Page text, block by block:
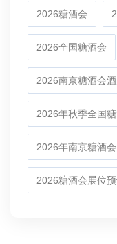
2026糖酒会
2026全国糖酒会
2026南京糖酒会
2026年秋季全国
2026年南京糖酒会
2026糖酒会展位